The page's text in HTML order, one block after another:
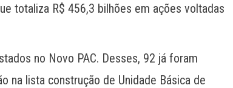
totaliza R$ 456,3 bilhões em ações voltadas
no Novo PAC. Desses, 92 já foram
na lista construção de Unidade Básica de